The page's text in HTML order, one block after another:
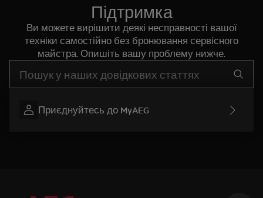
Підтримка
Ви можете вирішити деякі несправності вашої
техніки самостійно без бронювання сервісного
майстра. Опишіть вашу проблему нижче.
Приєднуйтесь до MyAEG